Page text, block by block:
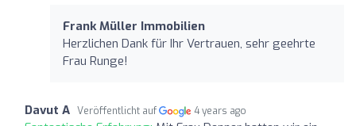
Frank Müller Immobilien
Herzlichen Dank für Ihr Vertrauen, sehr geehrte
Frau Runge!
Davut A Veröffentlicht auf 4 years ago